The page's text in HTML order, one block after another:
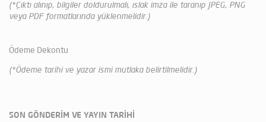
(*Çıktı alınıp, bilgiler doldurulmalı, ıslak imza ile taranıp JPEG, PNG
veya PDF formatlarında yüklenmelidir.)
Ödeme Dekontu
(*Ödeme tarihi ve yazar ismi mutlaka belirtilmelidir.)
SON GÖNDERİM VE YAYIN TARİHİ